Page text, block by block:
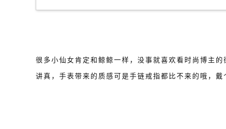
很多小仙女肯定和鲸鲸一样，没事就喜欢看时尚博主
讲真，手表带来的质感可是手链戒指都比不来的哦，